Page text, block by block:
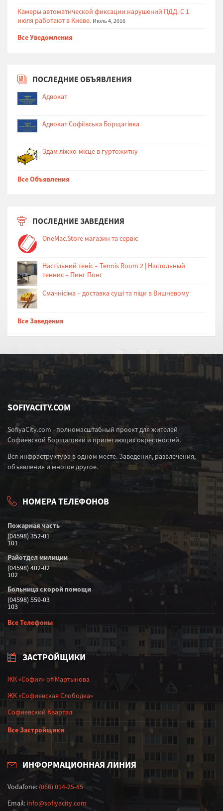
Камеры автоматической фиксации нарушений ПДД. С 1
июля работают в Киеве. Июль 4, 2016
Все Уведомления
ПОСЛЕДНИЕ ОБЪЯВЛЕНИЯ
Адвокат
Адвокат Софіївська Борщагівка
Здам ліжко-місце в гуртожитку
Все Объявления
ПОСЛЕДНИЕ ЗАВЕДЕНИЯ
OneMac.Store магазин та сервіс
Настільний теніс – Tennis Room 2 | Настольный
теннис – Пинг Понг
Cмачнісіма – доставка суші та піци в Вишневому
Все Заведения
SOFIYACITY.COM
SofiyaCity.com - полномасштабный проект для жителей
Софиевской Борщаговки и прилегающих окрестностей.
Вся инфраструктура в одном месте. Заведения, развлечения,
объявления и многое другое.
НОМЕРА ТЕЛЕФОНОВ
Пожарная часть
(04598) 352-01
101
Райотдел милиции
(04598) 402-02
102
Больница скорой помощи
(04598) 559-03
103
Все Телефоны
ЗАСТРОЙЩИКИ
ЖК «София» от Мартынова
ЖК «Софиевская Слободка»
Софиевский Квартал
Все Застройщики
ИНФОРМАЦИОННАЯ ЛИНИЯ
Vodafone: (066) 014-25-85
Email: info@sofiyacity.com